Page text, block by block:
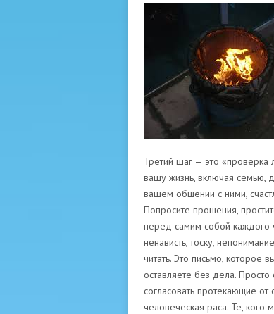
Третий шаг — это «проверка
вашу жизнь, включая семью,
вашем общении с ними,
Попросите прощения,
перед самим собой каждого
ненависть, тоску,
читать. Это письмо, которое
оставляете без дела.
согласовать протекающие
человеческая раса. Те,